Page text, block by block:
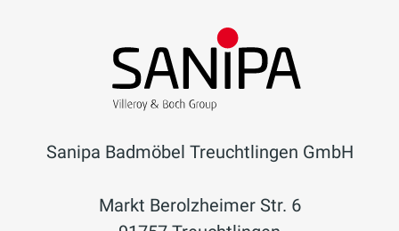
Sanipa Badmöbel Treuchtlingen GmbH
Markt Berolzheimer Str. 6